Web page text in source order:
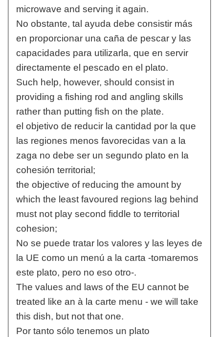
microwave and serving it again.
No obstante, tal ayuda debe consistir más
en proporcionar una caña de pescar y las
capacidades para utilizarla, que en servir
directamente el pescado en el plato.
Such help, however, should consist in
providing a fishing rod and angling skills
rather than putting fish on the plate.
el objetivo de reducir la cantidad por la que
las regiones menos favorecidas van a la
zaga no debe ser un segundo plato en la
cohesión territorial;
the objective of reducing the amount by
which the least favoured regions lag behind
must not play second fiddle to territorial
cohesion;
No se puede tratar los valores y las leyes de
la UE como un menú a la carta -tomaremos
este plato, pero no eso otro-.
The values and laws of the EU cannot be
treated like an à la carte menu - we will take
this dish, but not that one.
Por tanto sólo tenemos un plato